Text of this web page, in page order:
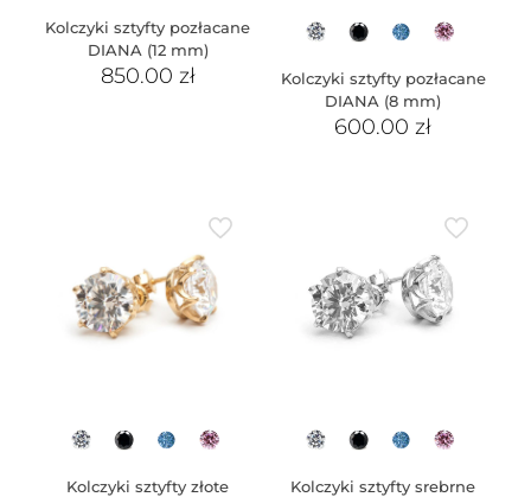
Kolczyki sztyfty pozłacane
DIANA (12 mm)
850.00 zł
Kolczyki sztyfty pozłacane
DIANA (8 mm)
600.00zł
Kolczyki sztyfty złote
Kolczyki sztyfty srebrne